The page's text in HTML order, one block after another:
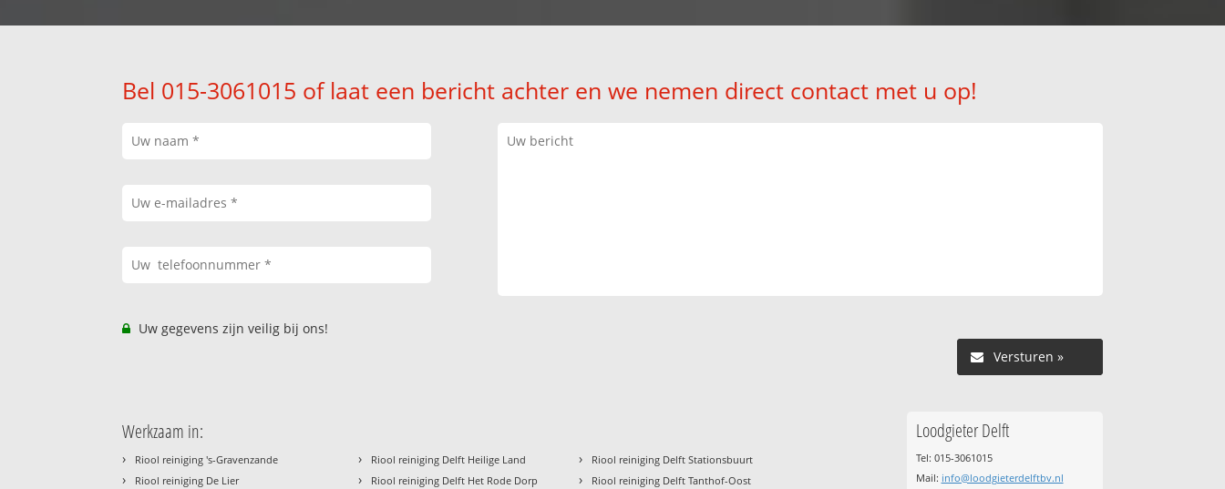
Bel 015-3061015 of laat een bericht achter en we nemen direct contact met u op!
Uw gegevens zijn veilig bij ons!
Versturen »
Werkzaam in:
› Riool reiniging 's-Gravenzande
› Riool reiniging De Lier
› Riool reiniging Delft Heilige Land
› Riool reiniging Delft Het Rode Dorp
› Riool reiniging Delft Stationsbuurt
› Riool reiniging Delft Tanthof-Oost
Loodgieter Delft
Tel: 015-3061015
Mail: info@loodgieterdelftbv.nl